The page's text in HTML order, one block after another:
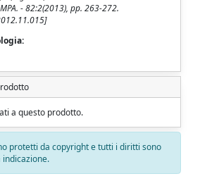
- 82:2(2013), pp. 263-272.
a questo prodotto.
protetti da copyright e tutti i diritti sono